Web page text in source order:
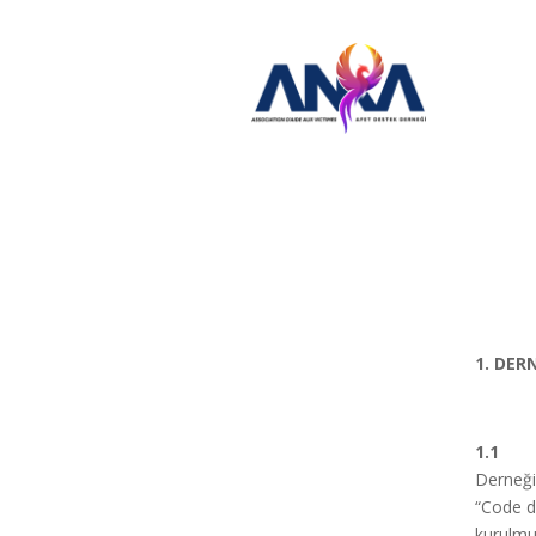
1.
1.1
“Code